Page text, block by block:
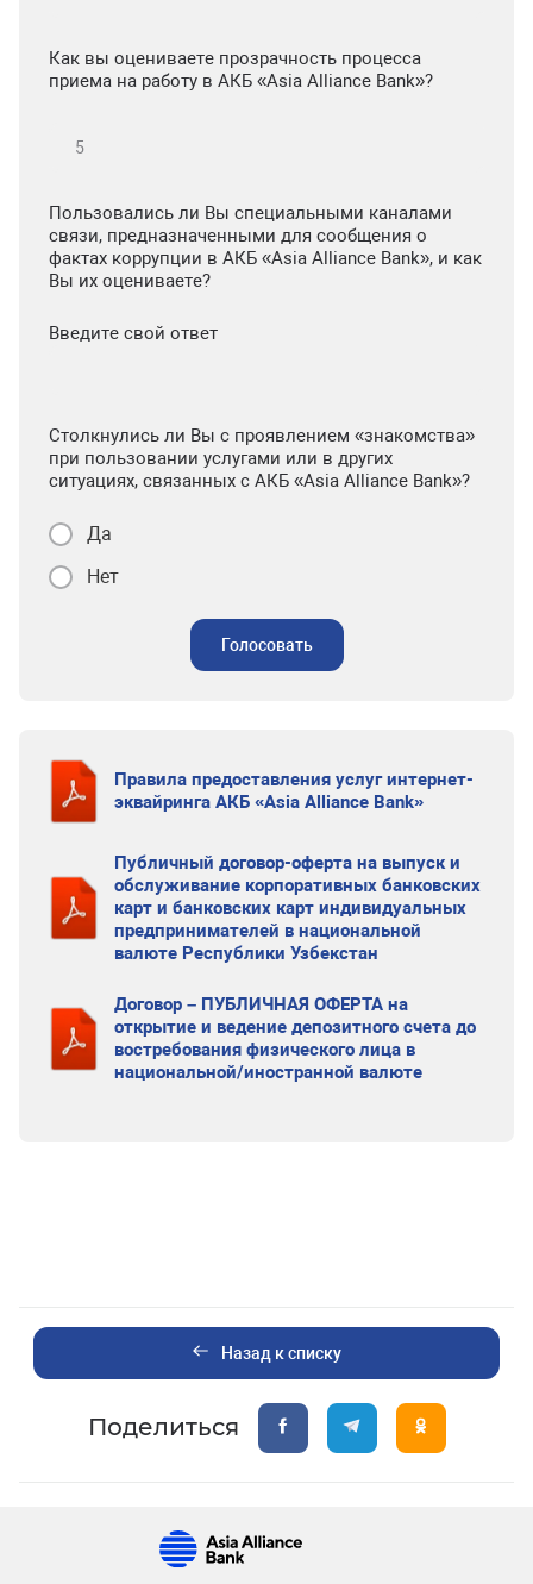
Как вы оцениваете прозрачность процесса
приема на работу в АКБ «Asia Alliance Bank»?
Пользовались ли Вы специальными каналами
связи, предназначенными для сообщения о
фактах коррупции в АКБ «Asia Alliance Bank», и как
Вы их оцениваете?
Введите свой ответ
Столкнулись ли Вы с проявлением «знакомства»
при пользовании услугами или в других
ситуациях, связанных с АКБ «Asia Alliance Bank»?
Да
Нет
Голосовать
Правила предоставления услуг интернет-
эквайринга АКБ «Asia Alliance Bank»
Публичный договор-оферта на выпуск и
обслуживание корпоративных банковских
карт и банковских карт индивидуальных
предпринимателей в национальной
валюте Республики Узбекстан
Договор – ПУБЛИЧНАЯ ОФЕРТА на
открытие и ведение депозитного счета до
востребования физического лица в
национальной/иностранной валюте
Назад к списку
Поделиться